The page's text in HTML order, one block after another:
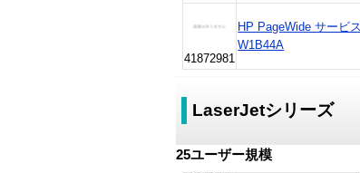
41872981
HP PageWide サービ
W1B44A
LaserJetシリーズ
25ユーザー規模